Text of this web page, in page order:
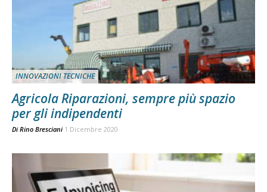
INNOVAZIONI TECNICHE
Agricola Riparazioni, sempre più spazio
per gli indipendenti
Di Rino Bresciani 1 Dicembre 2020